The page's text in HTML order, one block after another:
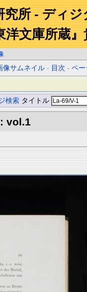
究所 - ディ
洋文庫所蔵
像サムネイル - 目次 -ペー
検索 タイトル
vol.1